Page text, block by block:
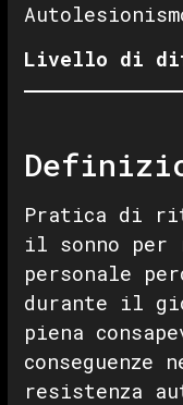
Livello di
Pratica di
il sonno per
personale
durante il
piena
resistenza